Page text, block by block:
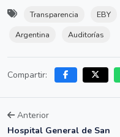
Transparencia EBY
Argentina
Auditorías
Compartir:
Anterior
Hospital General de San